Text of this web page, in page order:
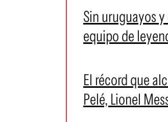
Sin uruguayos
equipo de
El récord que
Pelé, Lionel